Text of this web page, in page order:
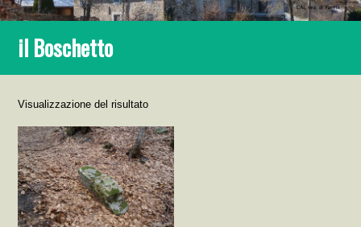
il Boschetto
Visualizzazione del risultato